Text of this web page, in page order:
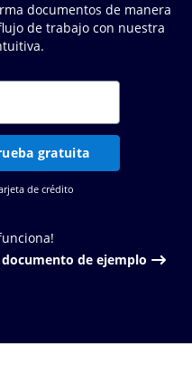
documentos de manera
de trabajo con nuestra
gratuita
de crédito
de ejemplo